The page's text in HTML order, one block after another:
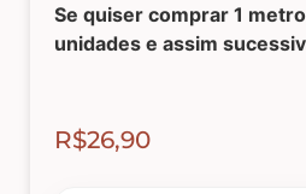
Natal
Se quiser comprar 1
unidades e assim
R$26,90